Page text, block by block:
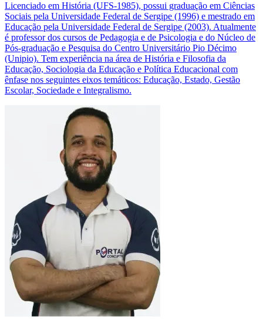
Licenciado em História (UFS-1985), possui graduação em Ciências
Sociais pela Universidade Federal de Sergipe (1996) e mestrado em
Educação pela Universidade Federal de Sergipe (2003). Atualmente
é professor dos cursos de Pedagogia e de Psicologia e do Núcleo de
Pós-graduação e Pesquisa do Centro Universitário Pio Décimo
(Unipio). Tem experiência na área de História e Filosofia da
Educação, Sociologia da Educação e Política Educacional com
ênfase nos seguintes eixos temáticos: Educação, Estado, Gestão
Escolar, Sociedade e Integralismo.